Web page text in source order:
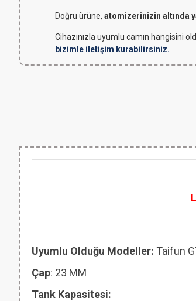
Doğru ürüne, atomizerinizin altında
Cihazınızla uyumlu camın hangisini
bizimle iletişim kurabilirsiniz.
Uyumlu Olduğu Modeller: Taifun
Çap: 23 MM
Tank Kapasitesi: